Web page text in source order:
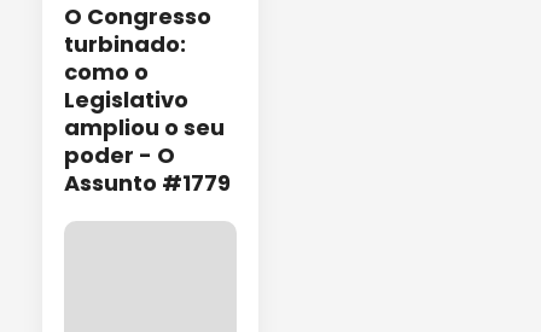
O Congresso
turbinado:
como o
Legislativo
ampliou o seu
poder - O
Assunto #1779